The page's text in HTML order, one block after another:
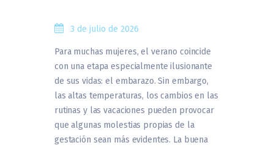
3 de julio de 2026
Para muchas mujeres, el verano coincide
con una etapa especialmente ilusionante
de sus vidas: el embarazo. Sin embargo,
las altas temperaturas, los cambios en las
rutinas y las vacaciones pueden provocar
que algunas molestias propias de la
gestación sean más evidentes. La buena